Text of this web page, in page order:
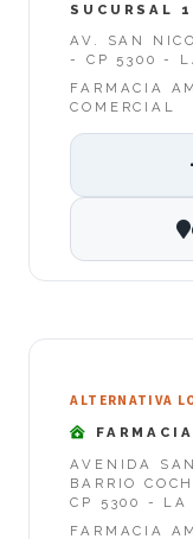
SUCURSAL 1
AV. SAN
- CP 5300 -
FARMACIA
COMERCIAL
ALTERNATIVA
AVENIDA
BARRIO
CP 5300 - LA
FARMACIA